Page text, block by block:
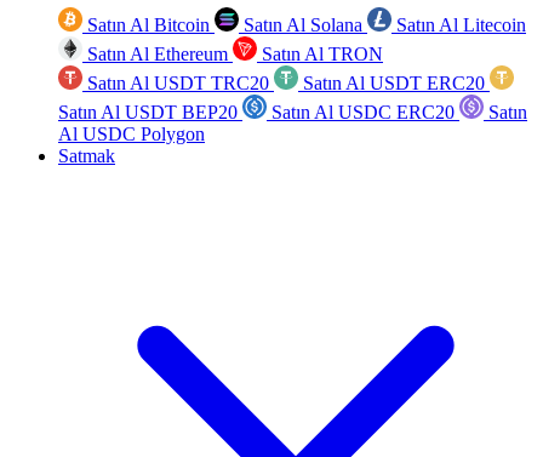
Satın Al Bitcoin Satın Al Solana
Satın Al Litecoin
Satın Al Ethereum
Satın Al TRON
Satın Al USDT TRC20
Satın Al USDT ERC20
Satın Al USDT BEP20
Satın Al USDC ERC20
Satın
Al USDC Polygon
Satmak